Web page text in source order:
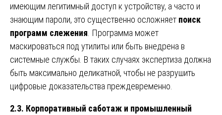
имеющим легитимный доступ к устройству, а часто и
знающим пароли, это существенно осложняет поиск
программ слежения . Программа может
маскироваться под утилиты или быть внедрена в
системные службы. В таких случаях экспертиза должна
быть максимально деликатной, чтобы не разрушить
цифровые доказательства преждевременно.
2.3. Корпоративный саботаж и промышленный